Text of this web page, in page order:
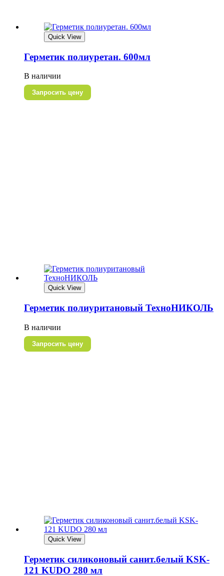
Quick View
Герметик полиуретан. 600мл
В наличии
Запросить цену
Quick View
Герметик полиуритановый ТехноНИКОЛЬ
В наличии
Запросить цену
Quick View
Герметик силиконовый санит.белый KSK-
121 KUDO 280 мл